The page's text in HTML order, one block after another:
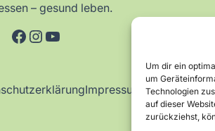
Um dir ein
um
Technologien
auf dieser
zurückziehst,
– gesund leben.
Facebook
Instagram
YouTube
Impressum Kontakt